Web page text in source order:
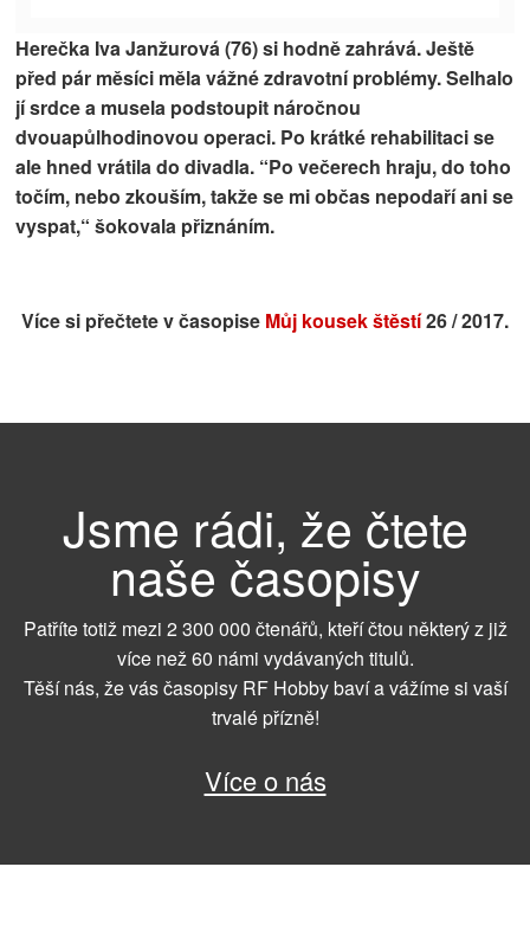
Herečka Iva Janžurová (76) si hodně zahrává. Ještě
před pár měsíci měla vážné zdravotní problémy. Selhalo
jí srdce a musela podstoupit náročnou
dvouapůlhodinovou operaci. Po krátké rehabilitaci se
ale hned vrátila do divadla. “Po večerech hraju, do toho
točím, nebo zkouším, takže se mi občas nepodaří ani se
vyspat,“ šokovala přiznáním.
Více si přečtete v časopise Můj kousek štěstí26 / 2017.
Jsme rádi, že čtete
naše časopisy
Patříte totiž mezi 2 300 000 čtenářů, kteří čtou některý z již
více než 60 námi vydávaných titulů.
Těší nás, že vás časopisy RF Hobby baví a vážíme si vaší
trvalé přízně!
Více o nás